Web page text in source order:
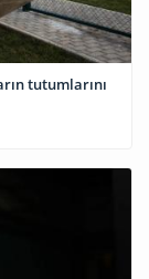
tutumlarını